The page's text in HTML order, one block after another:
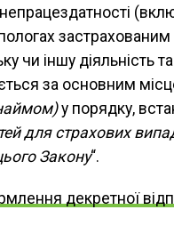
чи іншу діяльність
за основним
у порядку,
для страхових
Закону“.
декретної